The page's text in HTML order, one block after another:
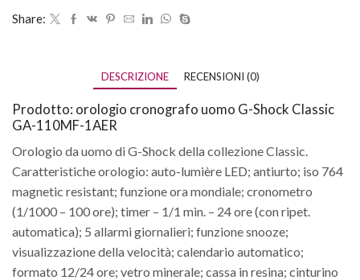
Share:
DESCRIZIONE RECENSIONI (0)
Prodotto: orologio cronografo uomo G-Shock Classic
GA-110MF-1AER
Orologio da uomo di G-Shock della collezione Classic.
Caratteristiche orologio: auto-lumière LED; antiurto; iso 764
magnetic resistant; funzione ora mondiale; cronometro
(1/1000 – 100 ore); timer – 1/1 min. – 24 ore (con ripet.
automatica); 5 allarmi giornalieri; funzione snooze;
visualizzazione della velocità; calendario automatico;
formato 12/24 ore; vetro minerale; cassa in resina; cinturino